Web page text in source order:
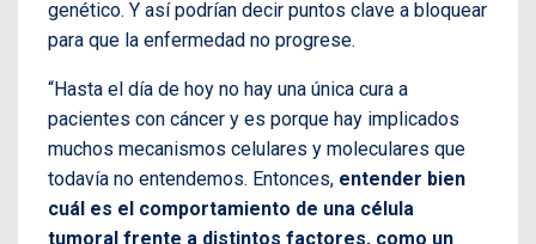
genético. Y así podrían decir puntos clave a bloquear
para que la enfermedad no progrese.
“Hasta el día de hoy no hay una única cura a
pacientes con cáncer y es porque hay implicados
muchos mecanismos celulares y moleculares que
todavía no entendemos. Entonces, entender bien
cuál es el comportamiento de una célula
tumoral frente a distintos factores, como un